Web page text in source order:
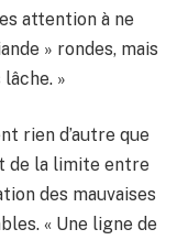
attention à ne
» rondes, mais
»
rien d’autre que
de la limite entre
des mauvaises
« Une ligne de